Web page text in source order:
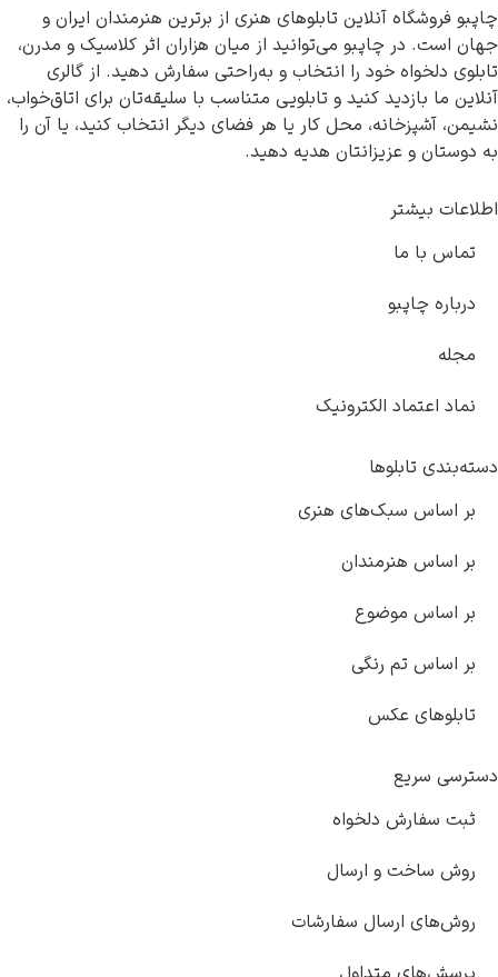
رامبرانت
یوهانس فرمیر
پرفروش‌ترین
تابلوها
چاپبو فروشگاه آنلاین تابلوهای هنری از برترین هنرمندان ایران و
جهان است. در چاپبو می‌توانید از میان هزاران اثر کلاسیک و مدرن،
تابلوی دلخواه خود را انتخاب و به‌راحتی سفارش دهید. از گالری
آنلاین ما بازدید کنید و تابلویی متناسب با سلیقه‌تان برای اتاق‌خواب،
نشیمن، آشپزخانه، محل کار یا هر فضای دیگر انتخاب کنید، یا آن را
به دوستان و عزیزانتان هدیه دهید.
اطلاعات بیشتر
تماس با ما
درباره چاپبو
مجله
نماد اعتماد الکترونیک
دسته‌بندی تابلوها
بر اساس سبک‌های هنری
بر اساس هنرمندان
بر اساس موضوع
بر اساس تم رنگی
تابلوهای عکس
دسترسی سریع
ثبت سفارش دلخواه
روش ساخت و ارسال
روش‌های ارسال سفارشات